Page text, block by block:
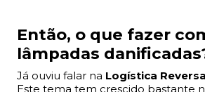
Então, o que fazer
lâmpadas
Já ouviu falar na Logística
Este tema tem crescido bastante